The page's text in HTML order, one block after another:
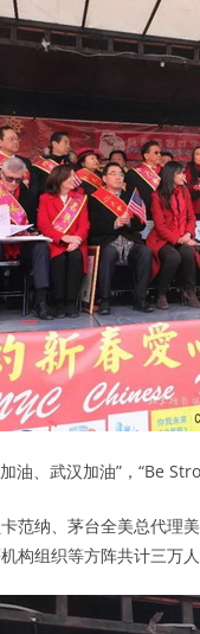
油、武汉加油”，“Be
范纳、茅台全美总代理
构组织等方阵共计三万人